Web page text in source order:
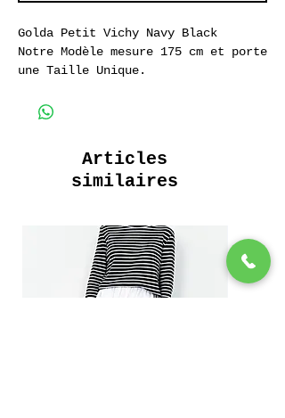
Golda Petit Vichy Navy Black
Notre Modèle mesure 175 cm et porte
une Taille Unique.
Poches Intérieures
Articles
similaires